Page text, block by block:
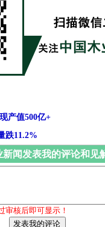
产值500亿+
跌11.2%
新闻发表我的评论和见
审核后即可显示！